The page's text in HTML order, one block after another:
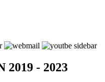
- 2023